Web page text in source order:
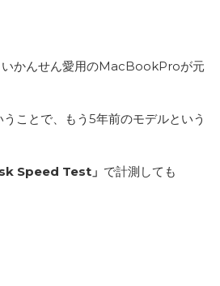
いかんせん愛用のMacBookProが元
うことで、もう5年前のモデルという
Speed Test」 で計測しても